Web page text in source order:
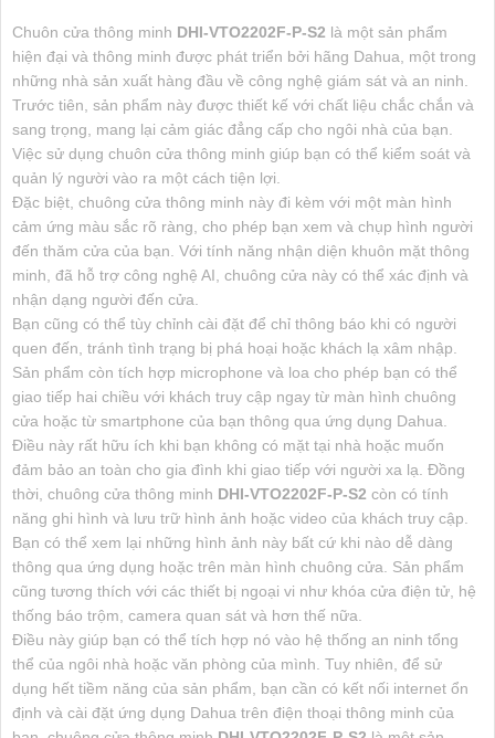
Chuôn cửa thông minh DHI-VTO2202F-P-S2 là một sản phẩm
hiện đại và thông minh được phát triển bởi hãng Dahua, một trong
những nhà sản xuất hàng đầu về công nghệ giám sát và an ninh.
Trước tiên, sản phẩm này được thiết kế với chất liệu chắc chắn và
sang trọng, mang lại cảm giác đẳng cấp cho ngôi nhà của bạn.
Việc sử dụng chuôn cửa thông minh giúp bạn có thể kiểm soát và
quản lý người vào ra một cách tiện lợi.
Đặc biệt, chuông cửa thông minh này đi kèm với một màn hình
cảm ứng màu sắc rõ ràng, cho phép bạn xem và chụp hình người
đến thăm cửa của bạn. Với tính năng nhận diện khuôn mặt thông
minh, đã hỗ trợ công nghệ AI, chuông cửa này có thể xác định và
nhận dạng người đến cửa.
Bạn cũng có thể tùy chỉnh cài đặt để chỉ thông báo khi có người
quen đến, tránh tình trạng bị phá hoại hoặc khách lạ xâm nhập.
Sản phẩm còn tích hợp microphone và loa cho phép bạn có thể
giao tiếp hai chiều với khách truy cập ngay từ màn hình chuông
cửa hoặc từ smartphone của bạn thông qua ứng dụng Dahua.
Điều này rất hữu ích khi bạn không có mặt tại nhà hoặc muốn
đảm bảo an toàn cho gia đình khi giao tiếp với người xa lạ. Đồng
thời, chuông cửa thông minh DHI-VTO2202F-P-S2 còn có tính
năng ghi hình và lưu trữ hình ảnh hoặc video của khách truy cập.
Bạn có thể xem lại những hình ảnh này bất cứ khi nào dễ dàng
thông qua ứng dụng hoặc trên màn hình chuông cửa. Sản phẩm
cũng tương thích với các thiết bị ngoại vi như khóa cửa điện tử, hệ
thống báo trộm, camera quan sát và hơn thế nữa.
Điều này giúp bạn có thể tích hợp nó vào hệ thống an ninh tổng
thể của ngôi nhà hoặc văn phòng của mình. Tuy nhiên, để sử
dụng hết tiềm năng của sản phẩm, bạn cần có kết nối internet ổn
định và cài đặt ứng dụng Dahua trên điện thoại thông minh của